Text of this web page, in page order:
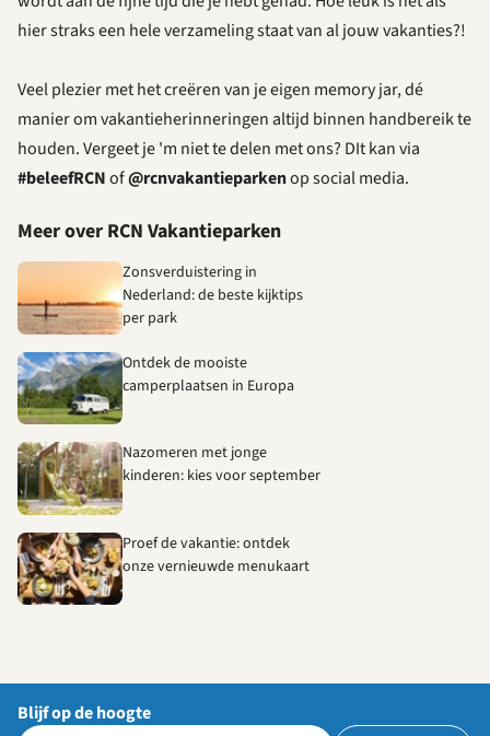
hier straks een hele verzameling staat van al jouw vakanties?!
Veel plezier met het creëren van je eigen memory jar, dé
manier om vakantieherinneringen altijd binnen handbereik te
houden. Vergeet je 'm niet te delen met ons? DIt kan via
#beleefRCNof@rcnvakantieparkenop social media.
Meer over RCN Vakantieparken
Zonsverduistering in
Nederland: de beste kijktips
per park
Ontdek de mooiste
camperplaatsen in Europa
Nazomeren met jonge
kinderen: kies voor september
Proef de vakantie: ontdek
onze vernieuwde menukaart
Blijf op de hoogte